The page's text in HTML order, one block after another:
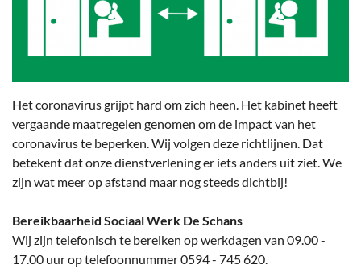
Het coronavirus grijpt hard om zich heen. Het kabinet heeft
vergaande maatregelen genomen om de impact van het
coronavirus te beperken. Wij volgen deze richtlijnen. Dat
betekent dat onze dienstverlening er iets anders uit ziet. We
zijn wat meer op afstand maar nog steeds dichtbij!
Bereikbaarheid Sociaal Werk De Schans
Wij zijn telefonisch te bereiken op werkdagen van 09.00 -
17.00 uur op telefoonnummer 0594 - 745 620.